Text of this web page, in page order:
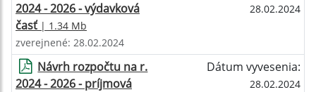
2024 - 2026 - výdavková
časť| 1.34 Mb
28.02.2024
zverejnené: 28.02.2024
Návrh rozpočtu na r.
2024 - 2026 - príjmová
Dátum vyvesenia:
28.02.2024